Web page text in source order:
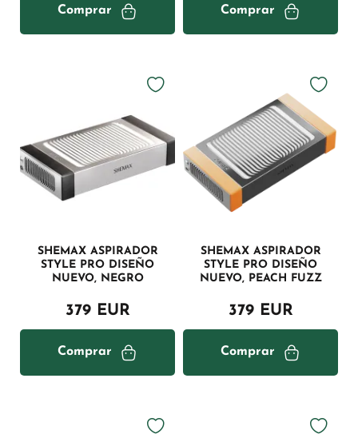
Comprar Comprar
SHEMAX ASPIRADOR
STYLE PRO DISEÑO
NUEVO, NEGRO
379 EUR
Comprar
SHEMAX ASPIRADOR
STYLE PRO DISEÑO
NUEVO, PEACH FUZZ
379 EUR
Comprar